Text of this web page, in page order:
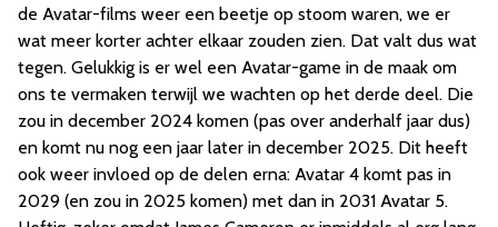
de Avatar-films weer een beetje op stoom waren, we er
wat meer korter achter elkaar zouden zien. Dat valt dus wat
tegen. Gelukkig is er wel een Avatar-game in de maak om
ons te vermaken terwijl we wachten op het derde deel. Die
zou in december 2024 komen (pas over anderhalf jaar dus)
en komt nu nog een jaar later in december 2025. Dit heeft
ook weer invloed op de delen erna: Avatar 4 komt pas in
2029 (en zou in 2025 komen) met dan in 2031 Avatar 5.